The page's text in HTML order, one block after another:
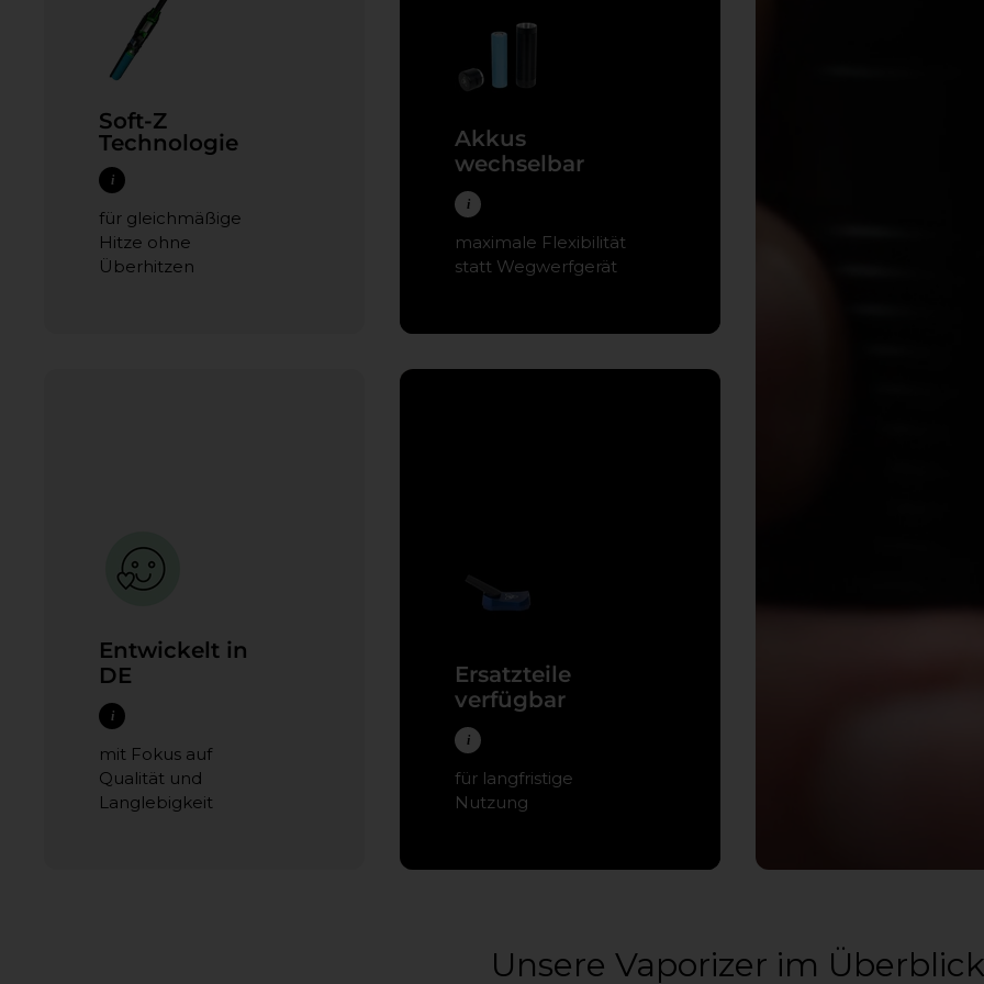
Soft-Z
Technologie
i
für gleichmäßige
Hitze ohne
Überhitzen
Akkus
wechselbar
i
maximale Flexibilität
statt Wegwerfgerät
Entwickelt in
DE
i
mit Fokus auf
Qualität und
Langlebigkeit
Ersatzteile
verfügbar
i
für langfristige
Nutzung
Unsere Vaporizer im Überblick